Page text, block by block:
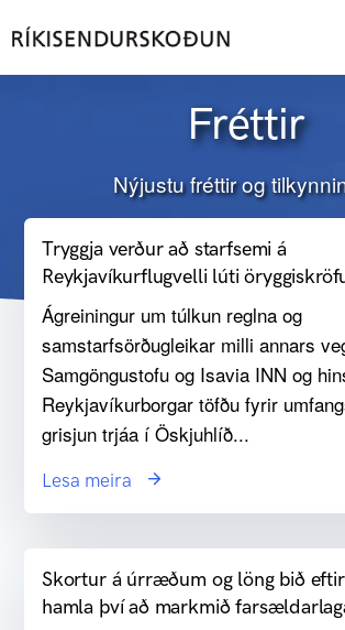
Fréttir
Nýjustu fréttir og
Tryggja verður að starfsemi á
Reykjavíkurflugvelli lúti
Ágreiningur um túlkun reglna og
samstarfsörðugleikar milli annars
Samgöngustofu og Isavia INN og
Reykjavíkurborgar töfðu fyrir
grisjun trjáa í Öskjuhlíð...
Lesa meira
Skortur á úrræðum og löng bið
hamla því að markmið